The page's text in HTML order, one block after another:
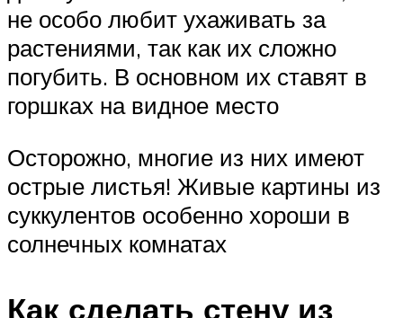
не особо любит ухаживать за
растениями, так как их сложно
погубить. В основном их ставят в
горшках на видное место
Осторожно, многие из них имеют
острые листья! Живые картины из
суккулентов особенно хороши в
солнечных комнатах
Как сделать стену из